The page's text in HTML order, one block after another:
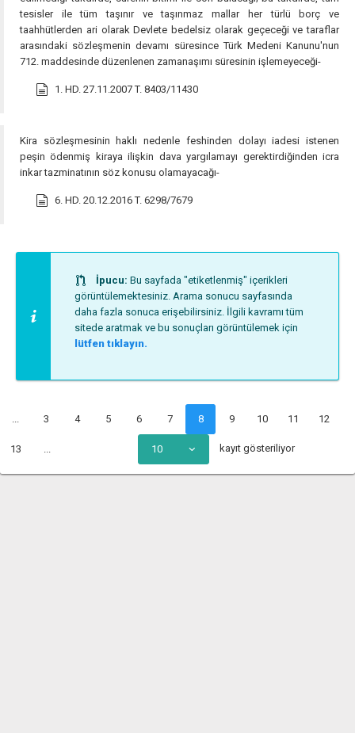
tesisler ile tüm taşınır ve taşınmaz mallar her türlü borç ve
taahhütlerden ari olarak Devlete bedelsiz olarak geçeceği ve taraflar
arasındaki sözleşmenin devamı süresince Türk Medeni Kanunu'nun
712. maddesinde düzenlenen zamanaşımı süresinin işlemeyeceği-
1. HD. 27.11.2007 T. 8403/11430
Kira sözleşmesinin haklı nedenle feshinden dolayı iadesi istenen
peşin ödenmiş kiraya ilişkin dava yargılamayı gerektirdiğinden icra
inkar tazminatının söz konusu olamayacağı-
6. HD. 20.12.2016 T. 6298/7679
İpucu: Bu sayfada "etiketlenmiş" içerikleri
görüntülemektesiniz. Arama sonucu sayfasında
daha fazla sonuca erişebilirsiniz. İlgili kavramı tüm
sitede aratmak ve bu sonuçları görüntülemek için
lütfen tıklayın.
... 3 4 5 6 7 8 9 10 11 12
13 ... 10 kayıt gösteriliyor